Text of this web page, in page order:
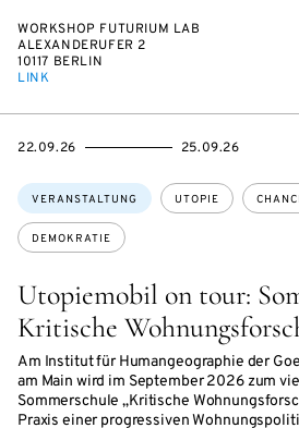
WORKSHOP FUTURIUM LAB
ALEXANDERUFER 2
10117 BERLIN
LINK
Utopiemobil on tour:
Kritische
Am Institut für Humangeographie der
am Main wird im September 2026 zum
Sommerschule „Kritische
Praxis einer progressiven
Themen:
VERANSTALTUNG UTOPIE
DEMOKRATIE
EVENTBEGINSON
22.09.26
EVENTENDSON 25.09.26